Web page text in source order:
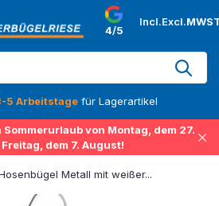
4/5
Incl.Excl.
5 Arbeitstage für Lagerartikel
von Montag, dem 27.
dem 7. August!
Metall mit weißer...